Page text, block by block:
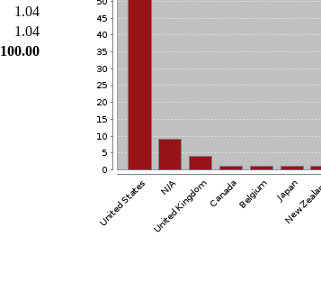
1.04
1.04
100.00